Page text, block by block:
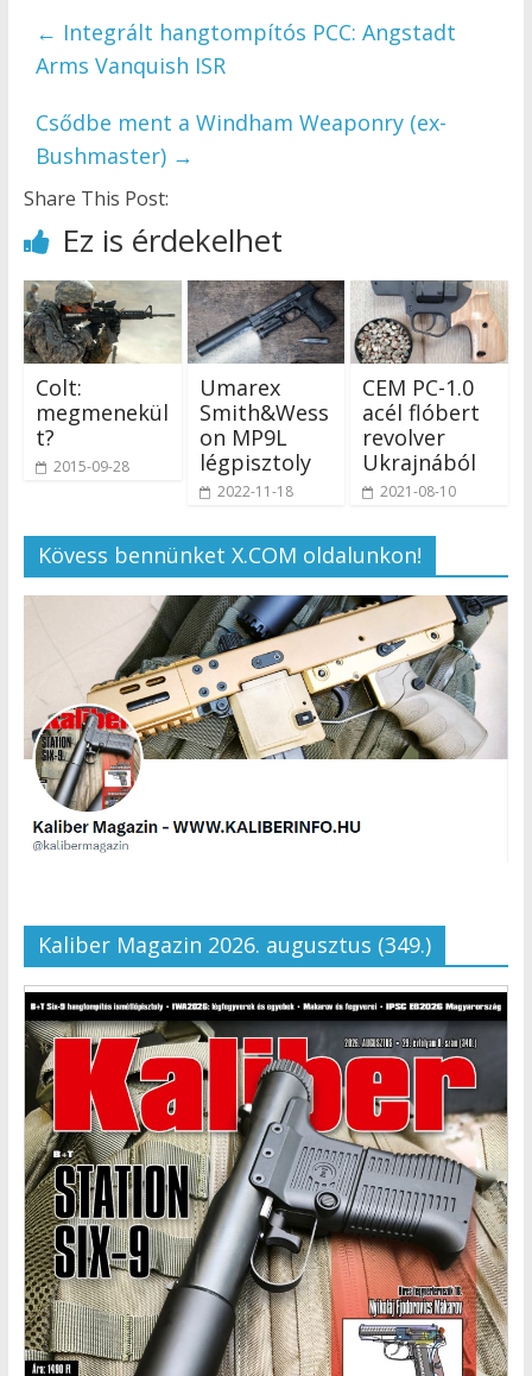
← Integrált hangtompítós PCC: Angstadt
Arms Vanquish ISR
Csődbe ment a Windham Weaponry (ex-
Bushmaster) →
Share This Post:
Ez is érdekelhet
Colt:
megmenekül
t?
2015-09-28
Umarex
Smith&Wess
on MP9L
légpisztoly
2022-11-18
СЕМ РС-1.0
acél flóbert
revolver
Ukrajnából
2021-08-10
Kövess bennünket X.COM oldalunkon!
Kaliber Magazin 2026. augusztus (349.)